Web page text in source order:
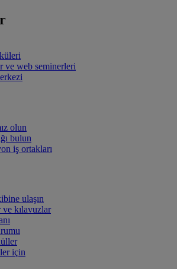
ve web seminerleri
olun
bulun
iş ortakları
ulaşın
ve kılavuzlar
için